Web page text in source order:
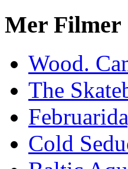
Mer Filmer
Wood.
The
Cold